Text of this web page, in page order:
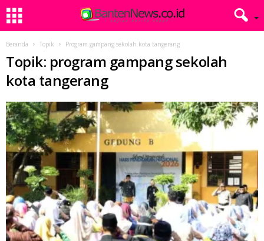
Beranda Topik Program gampang sekolah kota tangerang
Topik: program gampang sekolah
kota tangerang